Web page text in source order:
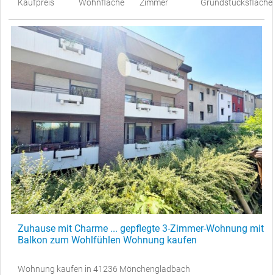
Kaufpreis
Wohnfläche
Zimmer
Grundstücksfläche
Zuhause mit Charme ... gepflegte 3-Zimmer-Wohnung mit
Balkon zum Wohlfühlen Wohnung kaufen
Wohnung kaufen in 41236 Mönchengladbach